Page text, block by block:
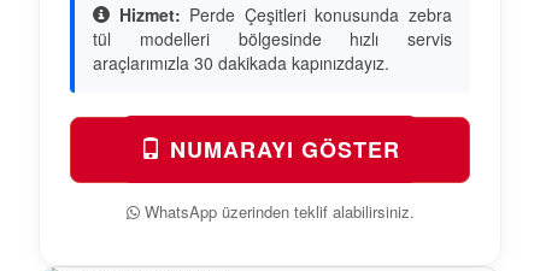
Hizmet: Perde Çeşitleri konusunda zebra
tül modelleri bölgesinde hızlı servis
araçlarımızla 30 dakikada kapınızdayız.
NUMARAYI GÖSTER
WhatsApp üzerinden teklif alabilirsiniz.